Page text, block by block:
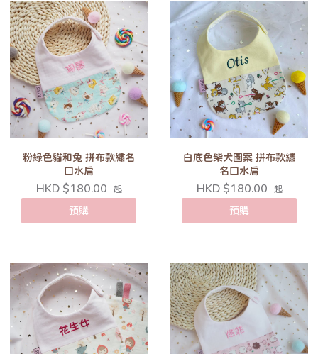
粉綠色貓和兔 拼布款繡名
口水肩
HKD $180.00 起
預購
白底色柴犬圖案 拼布款繡
名口水肩
HKD $180.00 起
預購